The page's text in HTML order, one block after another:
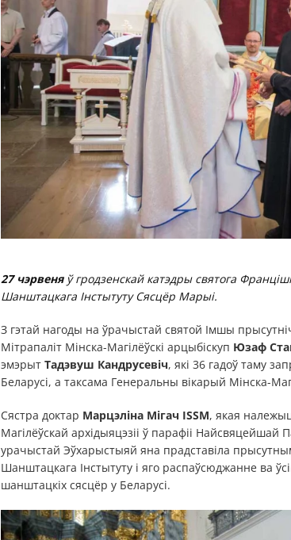
27 чэрвеняў гродзенскай катэдры святога
Шанштацкага Інстытуту Сясцёр Марыі.
З гэтай нагоды на ўрачыстай святой Імшы
Мітрапаліт Мінска-Магілёўскі арцыбіскуп Юзаф
эмэрыт Тадэвуш Кандрусевіч, які 36 гадоў таму
Беларусі, а таксама Генеральны вікарый Мінска-
Сястра доктар Марцэліна Мігач ISSM, якая
Магілёўскай архідыяцэзіі ў парафіі
урачыстай Эўхарыстыяй яна прадставіла
Шанштацкага Інстытуту і яго распаўсюджанне ва
шанштацкіх сясцёр у Беларусі.